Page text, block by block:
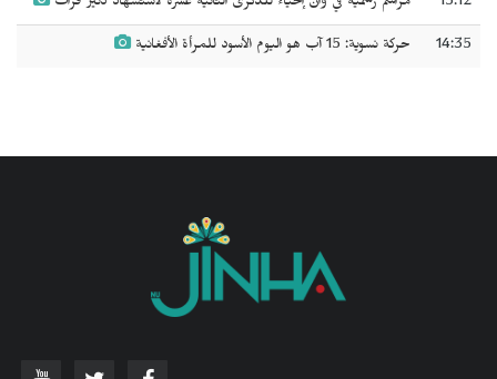
14:35 حركة نسوية: 15 آب هو اليوم الأسود للمرأة الأفغانية